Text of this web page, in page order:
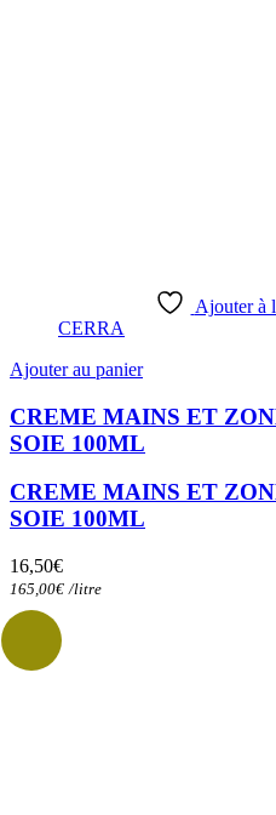
Ajouter à
CERRA
Ajouter au panier
CREME MAINS ET
SOIE 100ML
CREME MAINS ET
SOIE 100ML
16,50€
165,00€ /litre